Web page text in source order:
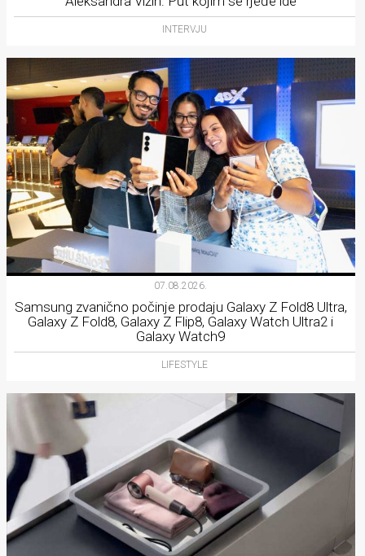
INTERVJU
07.08.2026.
Samsung zvanično počinje prodaju Galaxy Z Fold8 Ultra,
Galaxy Z Fold8, Galaxy Z Flip8, Galaxy Watch Ultra2 i
Galaxy Watch9
LIFESTYLE